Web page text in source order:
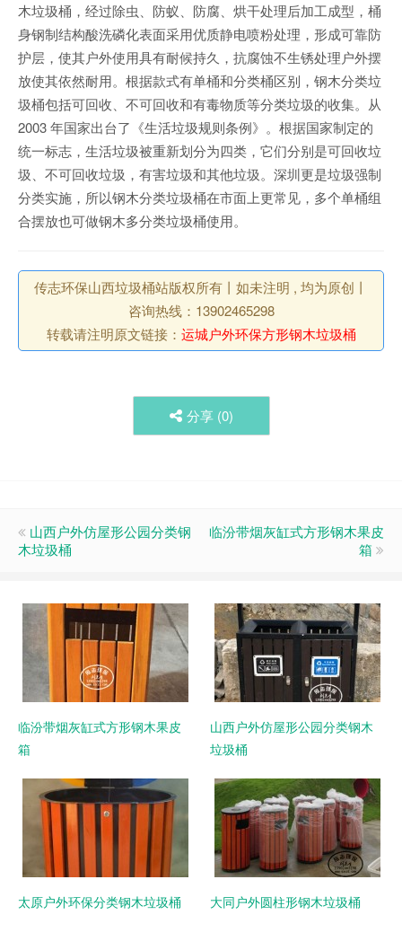
木垃圾桶，经过除虫、防蚁、防腐、烘干处理后加工成型，桶
身钢制结构酸洗磷化表面采用优质静电喷粉处理，形成可靠防
护层，使其户外使用具有耐候持久，抗腐蚀不生锈处理户外摆
放使其依然耐用。根据款式有单桶和分类桶区别，钢木分类垃
圾桶包括可回收、不可回收和有毒物质等分类垃圾的收集。从
2003 年国家出台了《生活垃圾规则条例》。根据国家制定的
统一标志，生活垃圾被重新划分为四类，它们分别是可回收垃
圾、不可回收垃圾，有害垃圾和其他垃圾。深圳更是垃圾强制
分类实施，所以钢木分类垃圾桶在市面上更常见，多个单桶组
合摆放也可做钢木多分类垃圾桶使用。
传志环保山西垃圾桶站版权所有丨如未注明 , 均为原创丨
咨询热线：13902465298
转载请注明原文链接： 运城户外环保方形钢木垃圾桶
分享 (0)
山西户外仿屋形公园分类钢
木垃圾桶
临汾带烟灰缸式方形钢木果皮
箱
临汾带烟灰缸式方形钢木果皮
箱
山西户外仿屋形公园分类钢木
垃圾桶
太原户外环保分类钢木垃圾桶 大同户外圆柱形钢木垃圾桶